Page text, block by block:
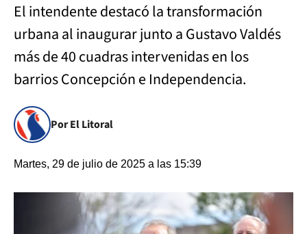
El intendente destacó la transformación
urbana al inaugurar junto a Gustavo Valdés
más de 40 cuadras intervenidas en los
barrios Concepción e Independencia.
Por El Litoral
Martes, 29 de julio de 2025 a las 15:39